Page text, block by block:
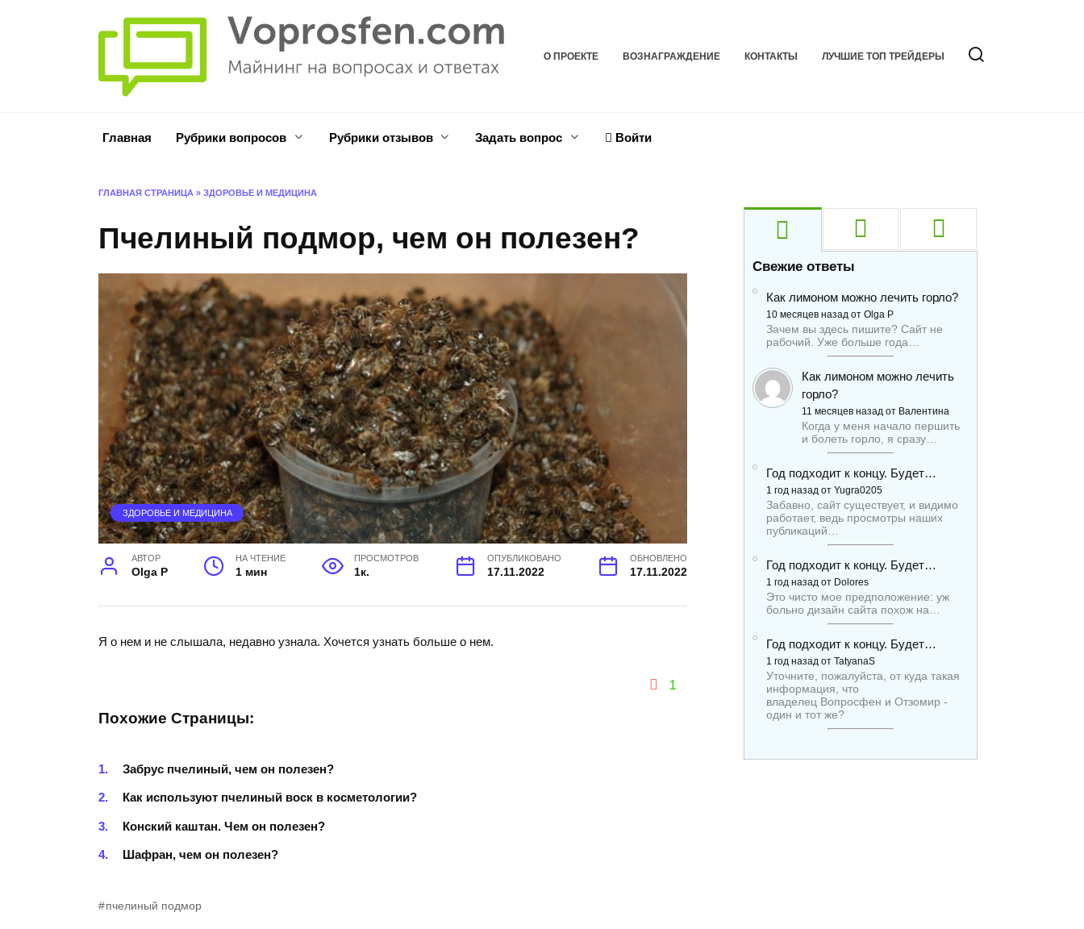
О ПРОЕКТЕ ВОЗНАГРАЖДЕНИЕ КОНТАКТЫ ЛУЧШИЕ ТОП ТРЕЙДЕРЫ
Главная Рубрики вопросов Рубрики отзывов Задать вопрос Войти
ГЛАВНАЯ СТРАНИЦА » ЗДОРОВЬЕ И МЕДИЦИНА
Пчелиный подмор, чем он полезен?
ЗДОРОВЬЕ И МЕДИЦИНА
АВТОР
Olga P
НА ЧТЕНИЕ
1 мин
ПРОСМОТРОВ
1к.
ОПУБЛИКОВАНО
17.11.2022
ОБНОВЛЕНО
17.11.2022
Я о нем и не слышала, недавно узнала. Хочется узнать больше о нем.
1
Похожие Страницы:
Забрус пчелиный, чем он полезен?
Как используют пчелиный воск в косметологии?
Конский каштан. Чем он полезен?
Шафран, чем он полезен?
пчелиный подмор
Свежие ответы
Как лимоном можно лечить горло?
10 месяцев назад от Olga P
Зачем вы здесь пишите? Сайт не
рабочий. Уже больше года…
Как лимоном можно лечить
горло?
11 месяцев назад от Валентина
Когда у меня начало першить
и болеть горло, я сразу…
Год подходит к концу. Будет…
1 год назад от Yugra0205
Забавно, сайт существует, и видимо
работает, ведь просмотры наших
публикаций…
Год подходит к концу. Будет…
1 год назад от Dolores
Это чисто мое предположение: уж
больно дизайн сайта похож на…
Год подходит к концу. Будет…
1 год назад от TatyanaS
Уточните, пожалуйста, от куда такая
информация, что
владелец Вопросфен и Отзомир -
один и тот же?